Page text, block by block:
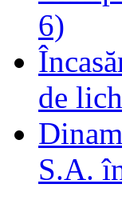
6)
de
S.A.